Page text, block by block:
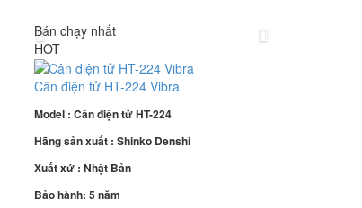
Bán chạy nhất
HOT
Cân điện tử HT-224 Vibra
Model : Cân điện tử HT-224
Hãng sản xuất : Shinko Denshi
Xuất xứ : Nhật Bản
Bảo hành: 5 năm